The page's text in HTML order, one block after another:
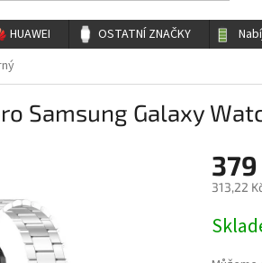
HUAWEI OSTATNÍ ZNAČKY
Samsung Galaxy
379
313,22
cena: